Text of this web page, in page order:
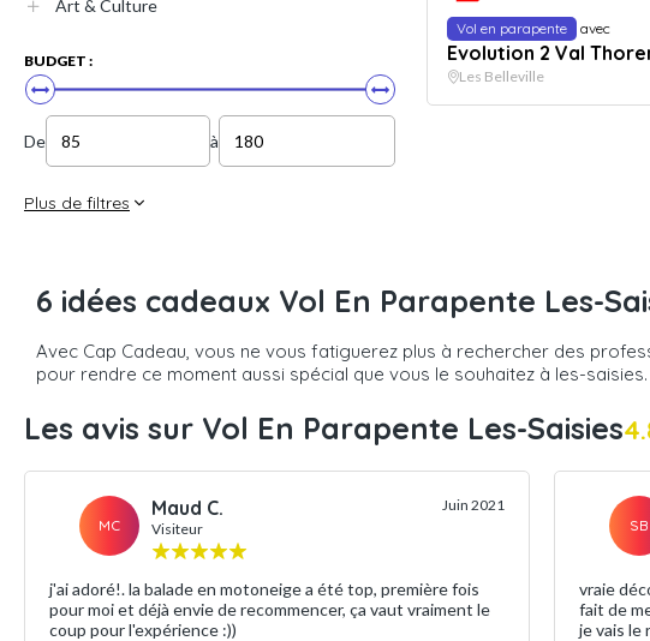
Art & Culture
BUDGET :
De à
Plus de filtres
Vol en parapente avec
Evolution 2 Val
Les Belleville
6 idées cadeaux Vol En Parapente Les-
Avec Cap Cadeau, vous ne vous fatiguerez plus à rechercher des
pour rendre ce moment aussi spécial que vous le souhaitez à les-saisies.
Les avis sur Vol En Parapente Les-Saisies
MC
Maud C.
Visiteur
Juin 2021
j'ai adoré!. la balade en motoneige a été top, première fois
pour moi et déjà envie de recommencer, ça vaut vraiment le
coup pour l'expérience :))
SB
vraie
fait de